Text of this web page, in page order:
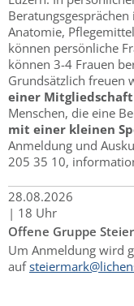
Anatomie,
können persönliche
können 3-4 Frauen
Grundsätzlich freuen
einer
Menschen, die eine
mit einer kleinen
Anmeldung und
205 35 10,
28.08.2026
| 18 Uhr
Offene Gruppe
Um Anmeldung wird
auf